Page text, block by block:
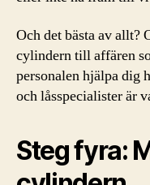
Och det bästa av allt?
cylindern till affären
personalen hjälpa dig
och låsspecialister är
Steg fyra: